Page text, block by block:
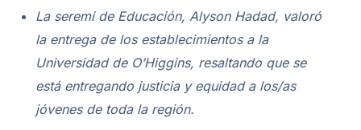
La seremi de Educación, Alyson Hadad, valoró
la entrega de los establecimientos a la
Universidad de O’Higgins, resaltando que se
está entregando justicia y equidad a los/as
jóvenes de toda la región.